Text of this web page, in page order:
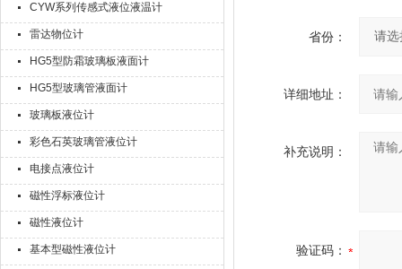
CYW系列传感式液位液温计
雷达物位计
HG5型防霜玻璃板液面计
HG5型玻璃管液面计
玻璃板液位计
彩色石英玻璃管液位计
电接点液位计
磁性浮标液位计
磁性液位计
基本型磁性液位计
省份：
详细地址：
补充说明：
验证码：